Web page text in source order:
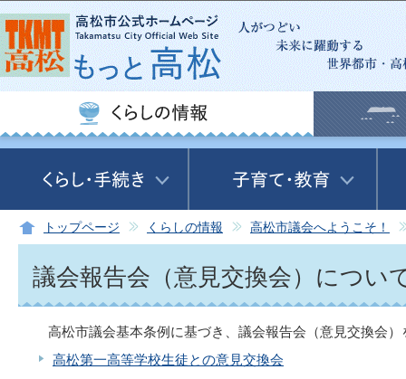
この
トップページ くらしの情報 高松市議会へようこそ！
議会報告会（意見交換会）につい
高松市議会基本条例に基づき、議会報告会（意見交換会）
高松第一高等学校生徒との意見交換会